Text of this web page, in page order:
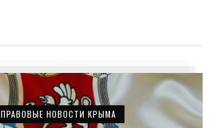
ПРАВОВЫЕ НОВОСТИ КРЫМА